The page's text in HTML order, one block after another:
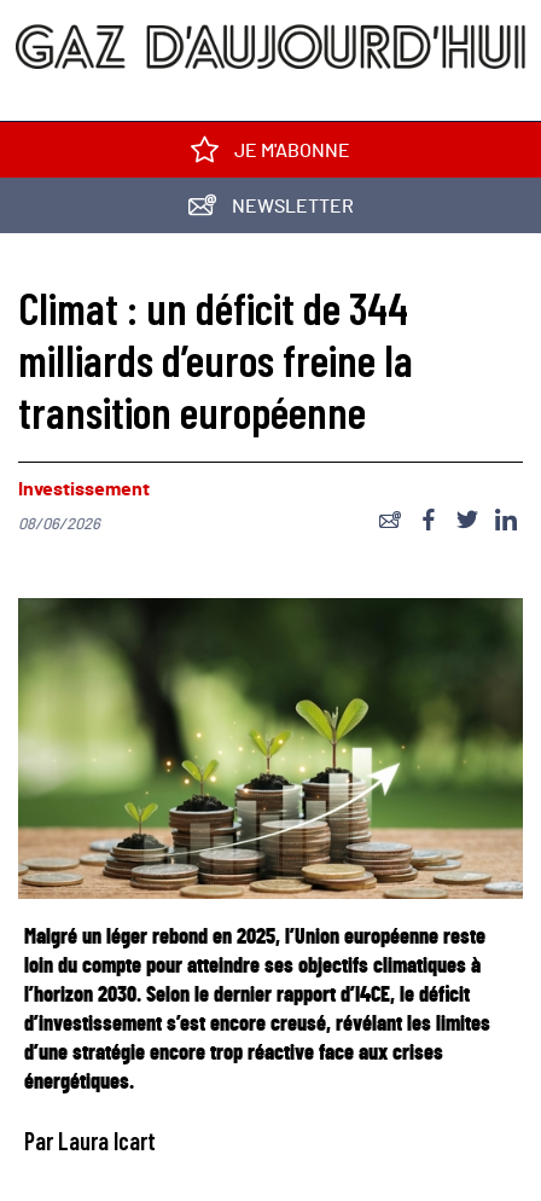
JE M'ABONNE
NEWSLETTER
Climat : un déficit de 344
milliards d’euros freine la
transition européenne
Investissement
08/06/2026
Malgré un léger rebond en 2025, l’Union européenne reste
loin du compte pour atteindre ses objectifs climatiques à
l’horizon 2030. Selon le dernier rapport d’I4CE, le déficit
d’investissement s’est encore creusé, révélant les limites
d’une stratégie encore trop réactive face aux crises
énergétiques.
Par Laura Icart